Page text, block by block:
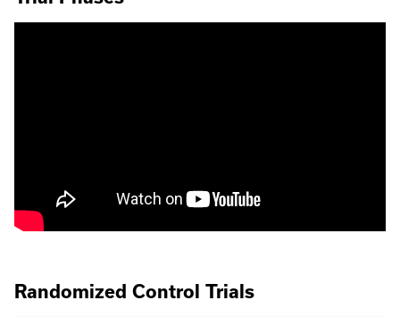
Randomized Control Trials